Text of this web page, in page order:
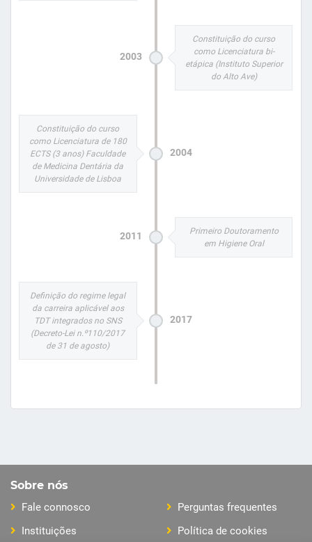
2003
Constituição do curso
como Licenciatura bi-
etápica (Instituto Superior
do Alto Ave)
2004
Constituição do curso
como Licenciatura de 180
ECTS (3 anos) Faculdade
de Medicina Dentária da
Universidade de Lisboa
2011
Primeiro Doutoramento
em Higiene Oral
2017
Definição do regime legal
da carreira aplicável aos
TDT integrados no SNS
(Decreto-Lei n.º110/2017
de 31 de agosto)
Sobre nós
Fale connosco
Perguntas frequentes
Instituições
Política de cookies